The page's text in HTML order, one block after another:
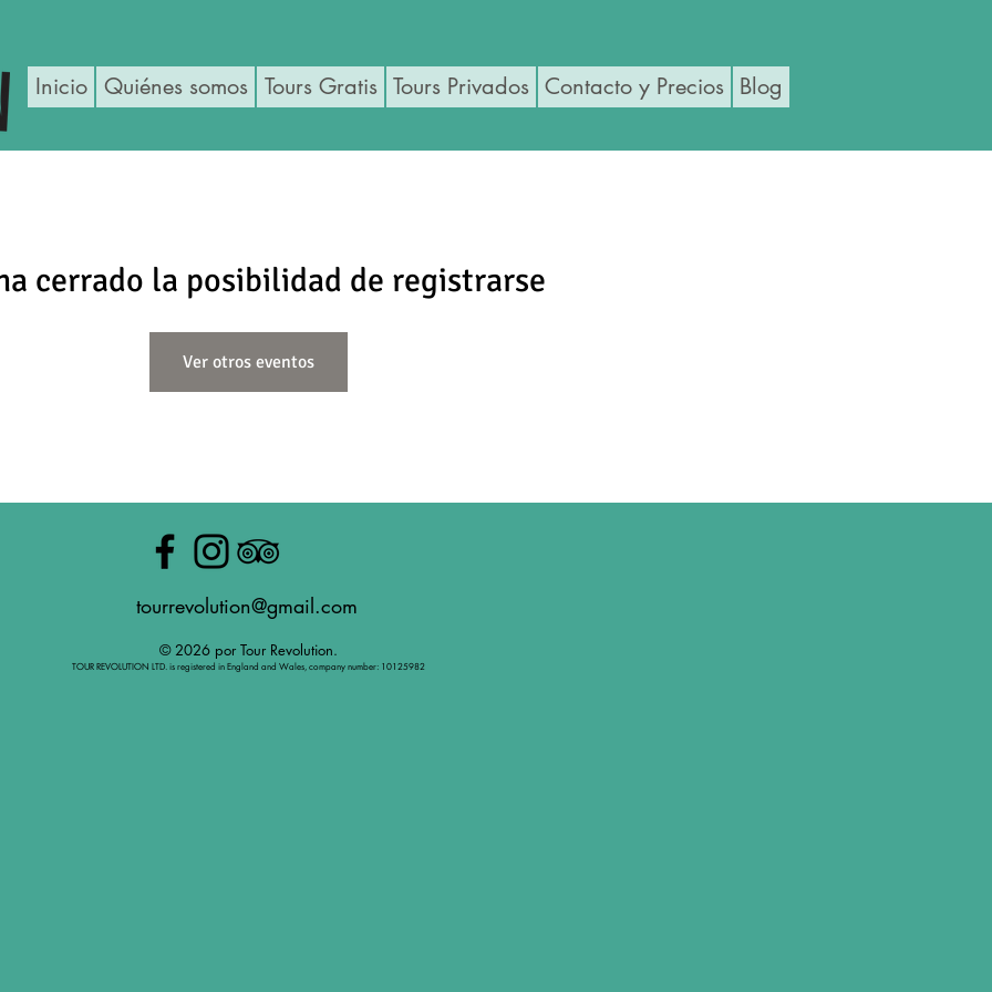
Inicio Quiénes somos Tours Gratis Tours Privados Contacto y Precios Blog
cerrado la posibilidad de registrarse
Ver otros eventos
tourrevolution@gmail.com
© 2026 por Tour Revolution.
TOUR REVOLUTION LTD. is registered in England and Wales, company number: 10125982